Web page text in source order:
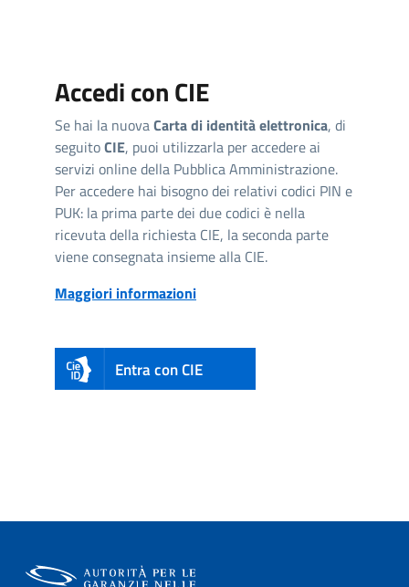
Accedi con CIE
Se hai la nuovaCarta di identità elettronica, di
seguitoCIE, puoi utilizzarla per accedere ai
servizi online della Pubblica Amministrazione.
Per accedere hai bisogno dei relativi codici PIN e
PUK: la prima parte dei due codici è nella
ricevuta della richiesta CIE, la seconda parte
viene consegnata insieme alla CIE.
Maggiori informazioni
Entra con CIE